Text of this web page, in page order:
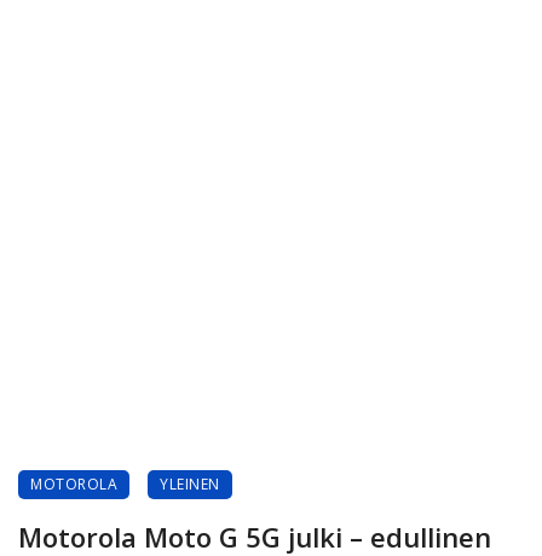
MOTOROLA YLEINEN
Motorola Moto G 5G julki – edullinen